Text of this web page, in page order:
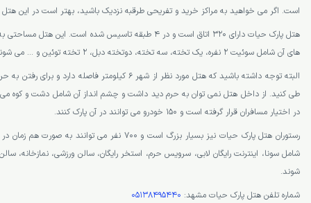
است. اگر می خواهید به مراکز خرید و تفریحی طرقبه نزدیک باشید، بهتر است در این هتل
های آن شامل سوئیت 2 نفره، یک تخته، سه تخته، دوتخته دبل، 2 تخته توئین و … می شوند.
طی کنید. از داخل هتل نمی توان به حرم دید داشت و چشم انداز آن شامل دشت و کوه می
در اختیار مسافران قرار گرفته است و 150 خودرو می توانند در آن پارک کنند.
رستوران هتل پارک حیات نیز بسیار بزرگ است و 700 نفر
شامل سونا، اینترنت رایگان لابی، سرویس حرم، استخر رایگان، سالن ورزشی، نمازخانه،
شوند.
شماره تلفن هتل پارک حیات مشهد: 05138495440